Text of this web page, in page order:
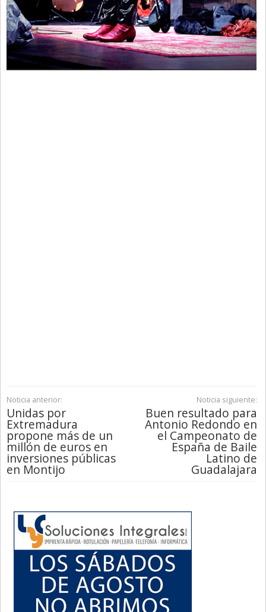
Noticia anterior:
Unidas por
Extremadura
propone más de un
millón de euros en
inversiones públicas
en Montijo
Noticia siguiente:
Buen resultado para
Antonio Redondo en
el Campeonato de
España de Baile
Latino de
Guadalajara